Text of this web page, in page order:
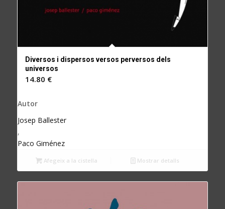
Diversos i dispersos versos perversos dels
universos
14.80 €
Autor
Josep Ballester
,
Paco Giménez
Afegeix a la cistella Mostrar detalls